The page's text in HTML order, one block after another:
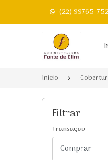
(22) 99765-
Página inicial
Início
Filtrar
Transação